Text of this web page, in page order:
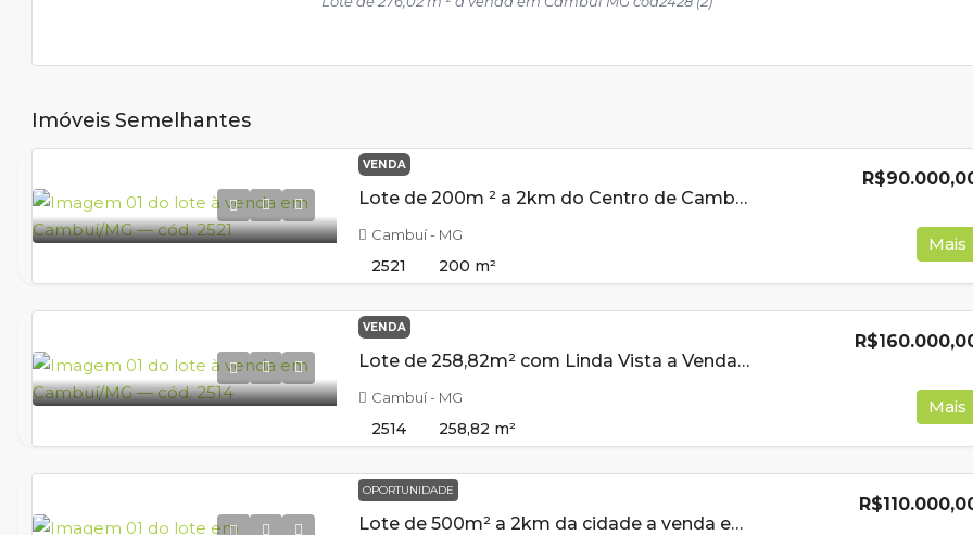
Imóveis Semelhantes
VENDA
Lote de 200m ² a 2km do Centro de Cambui MG À Venda
Cambuí - MG
2521 200 m²
Mais
VENDA
Lote de 258,82m² com Linda Vista a Venda em Cambui MG
Cambuí - MG
2514 258,82 m²
Mais
OPORTUNIDADE
Lote de 500m² a 2km da cidade a venda em Cambui MG